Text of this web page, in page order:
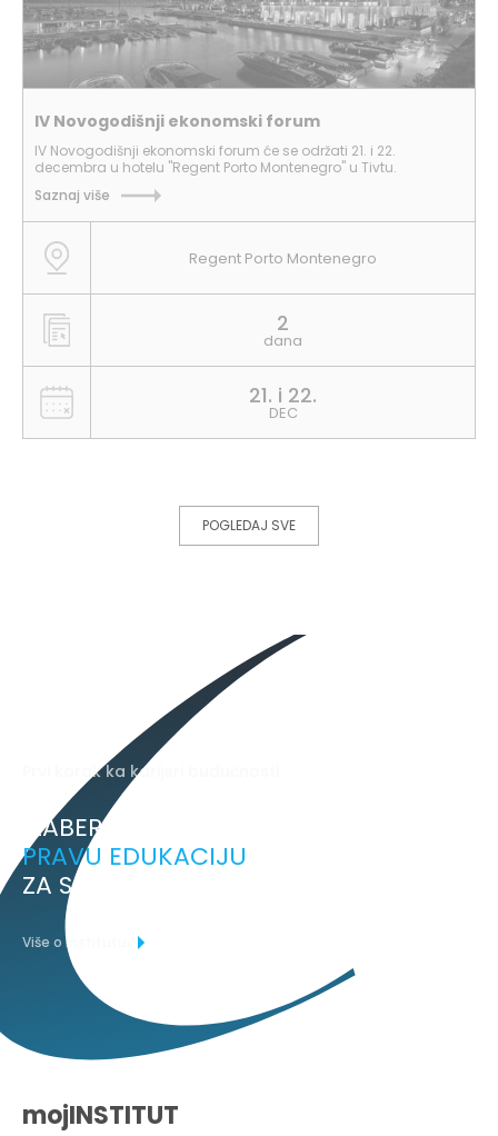
IV Novogodišnji ekonomski forum
IV Novogodišnji ekonomski forum će se održati 21. i 22.
decembra u hotelu "Regent Porto Montenegro" u Tivtu.
Saznaj više
Regent Porto Montenegro
2
dana
21. i 22.
DEC
POGLEDAJ SVE
Prvi korak ka karijeri budućnosti
IZABERITE
PRAVU EDUKACIJU
ZA SEBE.
Više o Institutu
mojINSTITUT